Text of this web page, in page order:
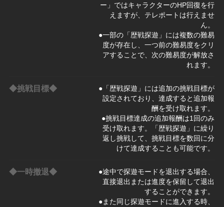
ー」ではキャラクターのHP回復を行
えますが、テレポートは行えませ
ん。
●一部の「歴戦探遊」には複数の難易
度が存在し、一つ前の難易度をクリ
アすることで、次の難易度が解放さ
れます。
◆挑戦目標◆
●「歴戦探遊」には追加の挑戦目標が
設定されており、達成すると追加報
酬を受け取れます。
●挑戦目標達成の追加報酬は1回のみ
受け取れます。「歴戦探遊」に繰り
返し挑戦して、挑戦目標を数回に分
けて達成することも可能です。
◆一時撤退◆
●途中で探遊モードを退出する場合、
直接退出または進度を保留して退出
することができます。
●また同じ探遊モードに進入する時、